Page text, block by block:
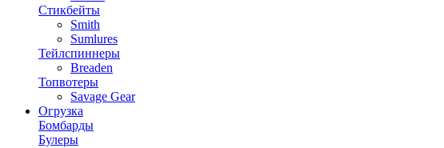
Стикбейты
Smith
Sumlures
Тейлспиннеры
Breaden
Топвотеры
Savage Gear
Огрузка
Бомбарды
Булеры